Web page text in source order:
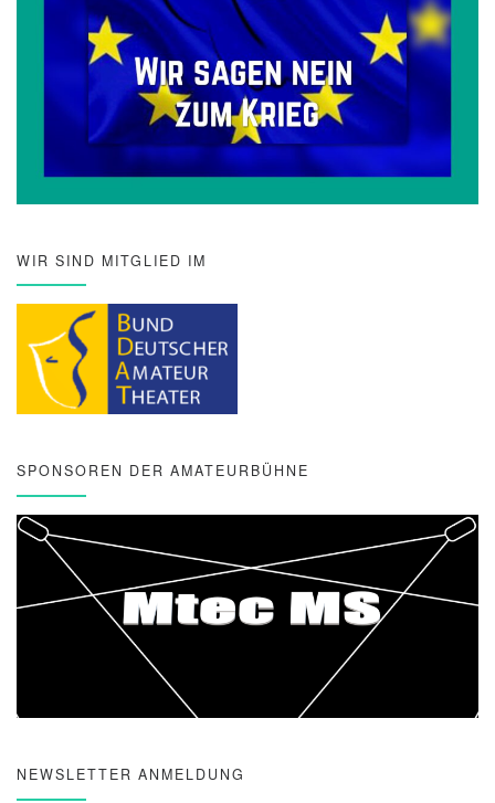
WIR SIND MITGLIED IM
SPONSOREN DER AMATEURBÜHNE
NEWSLETTER ANMELDUNG